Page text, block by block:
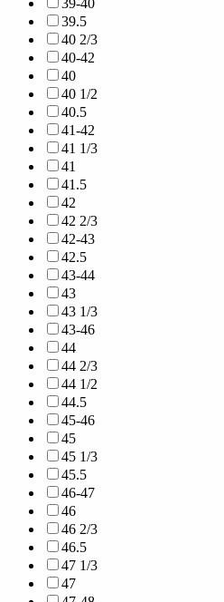
39.5
40 2/3
40-42
40
40 1/2
40.5
41-42
41 1/3
41
41.5
42
42 2/3
42-43
42.5
43-44
43
43 1/3
43-46
44
44 2/3
44 1/2
44.5
45-46
45
45 1/3
45.5
46-47
46
46 2/3
46.5
47 1/3
47